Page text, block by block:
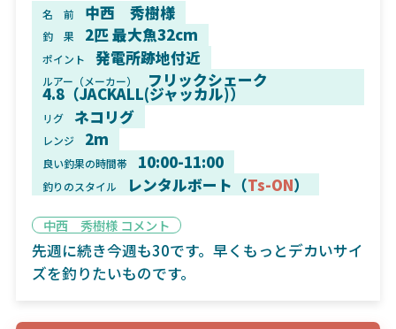
名 前 中西 秀樹様
釣 果 2匹 最大魚32cm
ポイント 発電所跡地付近
ルアー（メーカー） フリックシェーク
4.8（JACKALL(ジャッカル)）
リグ ネコリグ
レンジ 2m
良い釣果の時間帯 10:00-11:00
釣りのスタイル レンタルボート（Ts-ON）
中西 秀樹様 コメント
先週に続き今週も30です。早くもっとデカいサイ
ズを釣りたいものです。